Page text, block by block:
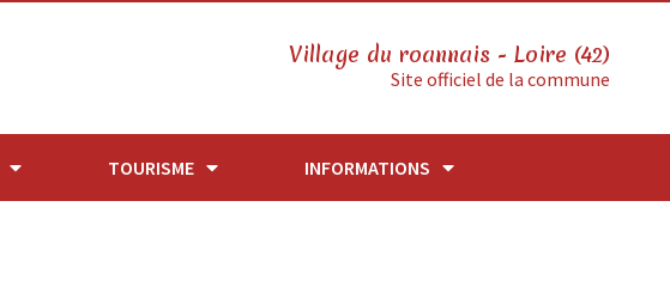
Village du roannais - Loire (42)
Site officiel de la commune
TOURISME INFORMATIONS